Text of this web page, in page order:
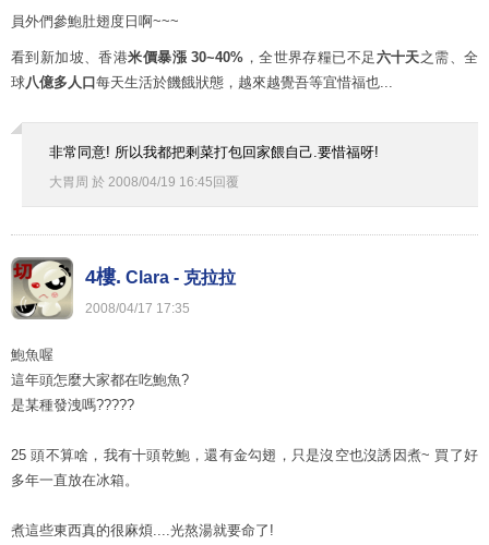
員外們參鮑肚翅度日啊~~~
看到新加坡、香港米價暴漲 30~40% ，全世界存糧已不足 六十天之需、全
球八億多人口每天生活於饑餓狀態，越來越覺吾等宜惜福也...
非常同意! 所以我都把剩菜打包回家餵自己.要惜福呀!
大胃周 於 2008/04/19 16:45回覆
4樓. Clara - 克拉拉
2008/04/17 17:35
鮑魚喔
這年頭怎麼大家都在吃鮑魚?
是某種發洩嗎?????
25 頭不算啥，我有十頭乾鮑，還有金勾翅，只是沒空也沒誘因煮~ 買了好
多年一直放在冰箱。
煮這些東西真的很麻煩....光熬湯就要命了!